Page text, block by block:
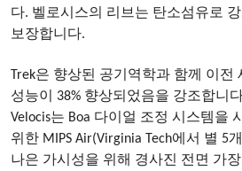
다. 벨로시스의 리브는 탄소섬유로
보장합니다.
Trek은 향상된 공기역학과 함께 이전
성능이 38% 향상되었음을 강조합니
Velocis는 Boa 다이얼 조정 시스템을
위한 MIPS Air(Virginia Tech에서 별 5
나은 가시성을 위해 경사진 전면 가